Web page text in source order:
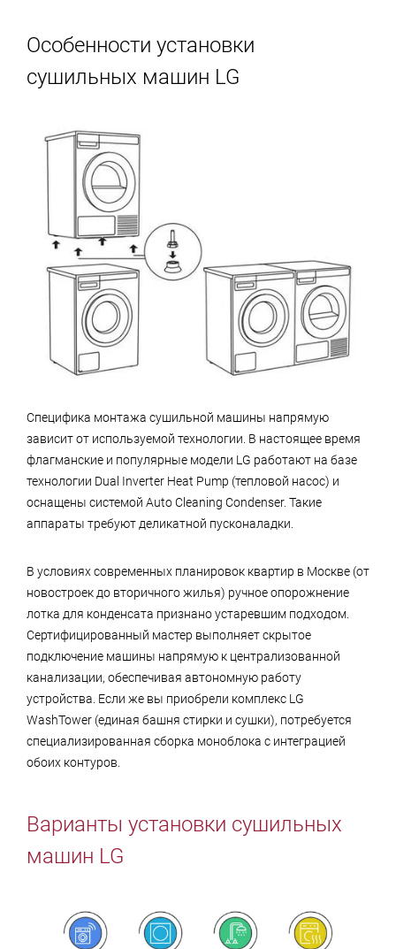
Особенности установки
сушильных машин LG
Специфика монтажа сушильной машины напрямую
зависит от используемой технологии. В настоящее время
флагманские и популярные модели LG работают на базе
технологии Dual Inverter Heat Pump (тепловой насос) и
оснащены системой Auto Cleaning Condenser. Такие
аппараты требуют деликатной пусконаладки.
В условиях современных планировок квартир в Москве (от
новостроек до вторичного жилья) ручное опорожнение
лотка для конденсата признано устаревшим подходом.
Сертифицированный мастер выполняет скрытое
подключение машины напрямую к централизованной
канализации, обеспечивая автономную работу
устройства. Если же вы приобрели комплекс LG
WashTower (единая башня стирки и сушки), потребуется
специализированная сборка моноблока с интеграцией
обоих контуров.
Варианты установки сушильных
машин LG